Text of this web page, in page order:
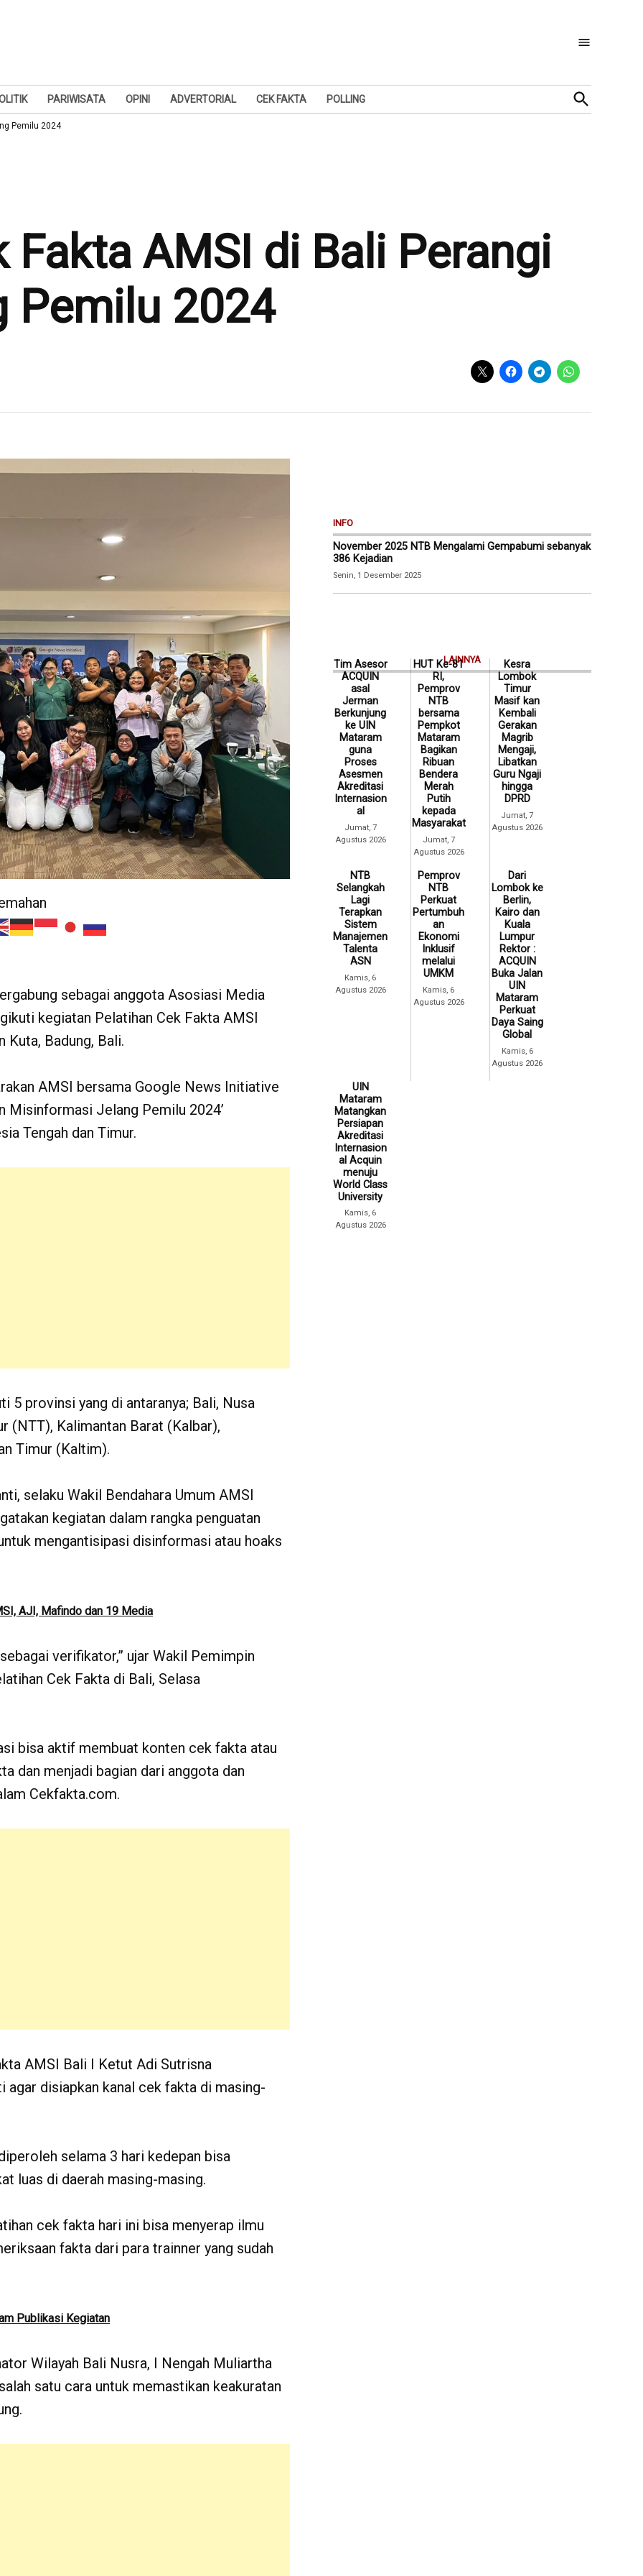
PARIWISATA OPINI ADVERTORIAL CEK FAKTA POLLING
Open
Search
Pemilu 2024
Fakta AMSI di Bali Perangi
Pemilu 2024
sebagai anggota Asosiasi Media
kegiatan Pelatihan Cek Fakta AMSI
Badung, Bali.
AMSI bersama Google News Initiative
Misinformasi Jelang Pemilu 2024’
Tengah dan Timur.
5 provinsi yang di antaranya; Bali, Nusa
(NTT), Kalimantan Barat (Kalbar),
Timur (Kaltim).
selaku Wakil Bendahara Umum AMSI
kegiatan dalam rangka penguatan
mengantisipasi disinformasi atau hoaks
AJI, Mafindo dan 19 Media
verifikator,” ujar Wakil Pemimpin
Cek Fakta di Bali, Selasa
bisa aktif membuat konten cek fakta atau
dan menjadi bagian dari anggota dan
Cekfakta.com.
AMSI Bali I Ketut Adi Sutrisna
agar disiapkan kanal cek fakta di masing-
selama 3 hari kedepan bisa
luas di daerah masing-masing.
cek fakta hari ini bisa menyerap ilmu
fakta dari para trainner yang sudah
Publikasi Kegiatan
Wilayah Bali Nusra, I Nengah Muliartha
satu cara untuk memastikan keakuratan
INFO
November 2025 NTB Mengalami Gempabumi sebanyak
386 Kejadian
Senin, 1 Desember 2025
LAINNYA
Tim Asesor
ACQUIN
asal
Jerman
Berkunjung
ke UIN
Mataram
guna
Proses
Asesmen
Akreditasi
Internasion
al
Jumat, 7
Agustus 2026
HUT Ke-81
RI,
Pemprov
NTB
bersama
Pempkot
Mataram
Bagikan
Ribuan
Bendera
Merah
Putih
kepada
Masyarakat
Jumat, 7
Agustus 2026
Kesra
Lombok
Timur
Masif kan
Kembali
Gerakan
Magrib
Mengaji,
Libatkan
Guru Ngaji
hingga
DPRD
Jumat, 7
Agustus 2026
NTB
Selangkah
Lagi
Terapkan
Sistem
Manajemen
Talenta
ASN
Kamis, 6
Agustus 2026
Pemprov
NTB
Perkuat
Pertumbuh
an
Ekonomi
Inklusif
melalui
UMKM
Kamis, 6
Agustus 2026
Dari
Lombok ke
Berlin,
Kairo dan
Kuala
Lumpur
Rektor :
ACQUIN
Buka Jalan
UIN
Mataram
Perkuat
Daya Saing
Global
Kamis, 6
Agustus 2026
UIN
Mataram
Matangkan
Persiapan
Akreditasi
Internasion
al Acquin
menuju
World Class
University
Kamis, 6
Agustus 2026